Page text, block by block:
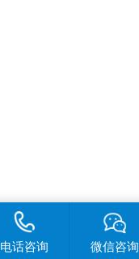
电话咨询 微信咨询